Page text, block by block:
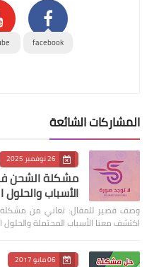
facebook
المشاركات الشائعة
26 نوفمبر 2025
الأسباب والحلول
اكتشف معنا الأسباب المحتملة
06 مايو 2017